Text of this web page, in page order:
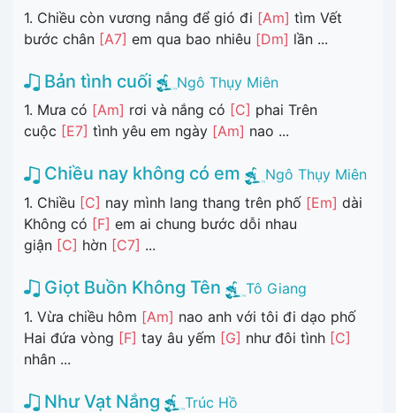
1. Chiều còn vương nắng để gió đi [Am] tìm Vết
bước chân [A7] em qua bao nhiêu [Dm] lần ...
Bản tình cuối
Ngô Thụy Miên
1. Mưa có [Am] rơi và nắng có [C] phai Trên
cuộc [E7] tình yêu em ngày [Am] nao ...
Chiều nay không có em
Ngô Thụy Miên
1. Chiều [C] nay mình lang thang trên phố [Em] dài
Không có [F] em ai chung bước dỗi nhau
giận [C] hờn [C7] ...
Giọt Buồn Không Tên
Tô Giang
1. Vừa chiều hôm [Am] nao anh với tôi đi dạo phố
Hai đứa vòng [F] tay âu yếm [G] như đôi tình [C]
nhân ...
Như Vạt Nắng
Trúc Hồ